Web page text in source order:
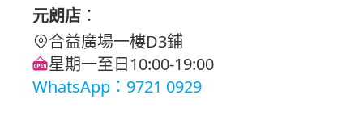
元朗店 ：
合益廣場一樓D3鋪
星期一至日10:00-19:00
WhatsApp：9721 0929